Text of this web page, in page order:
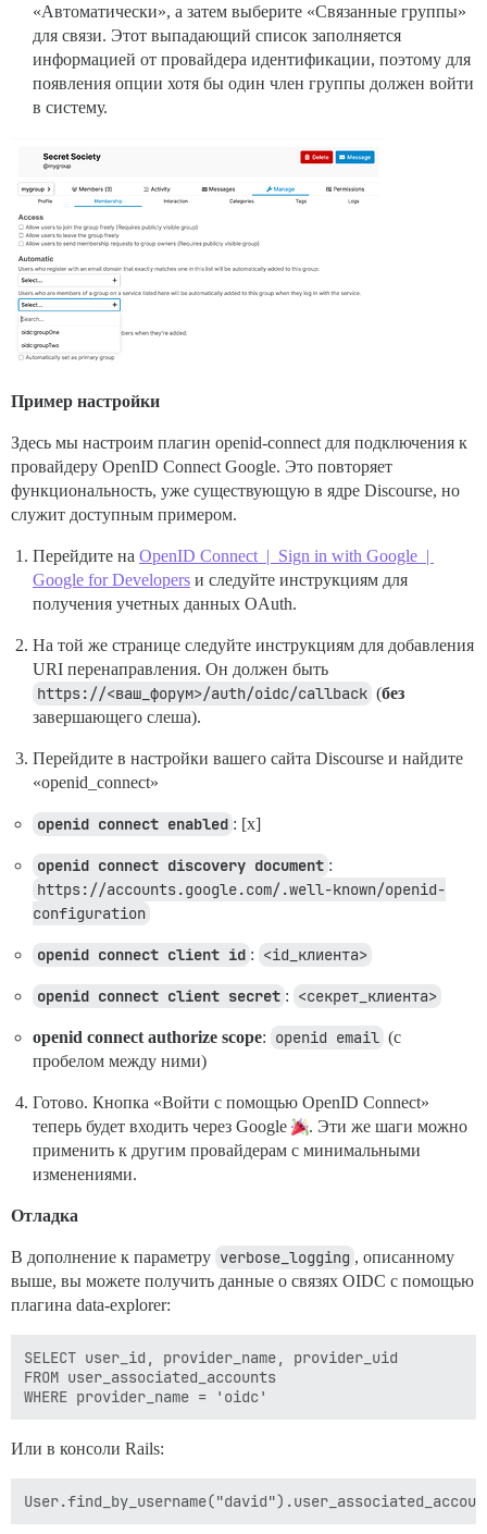
«Автоматически», а затем выберите «Связанные группы»
для связи. Этот выпадающий список заполняется
информацией от провайдера идентификации, поэтому для
появления опции хотя бы один член группы должен войти
в систему.
Пример настройки
Здесь мы настроим плагин openid-connect для подключения к
провайдеру OpenID Connect Google. Это повторяет
функциональность, уже существующую в ядре Discourse, но
служит доступным примером.
Перейдите на OpenID Connect | Sign in with Google |
Google for Developers и следуйте инструкциям для
получения учетных данных OAuth.
На той же странице следуйте инструкциям для добавления
URI перенаправления. Он должен быть
https://<ваш_форум>/auth/oidc/callback (без
завершающего слеша).
Перейдите в настройки вашего сайта Discourse и найдите
«openid_connect»
openid connect enabled : [x]
openid connect discovery document :
https://accounts.google.com/.well-known/openid-
configuration
openid connect client id : <id_клиента>
openid connect client secret : <секрет_клиента>
openid connect authorize scope: openid email (с
пробелом между ними)
Готово. Кнопка «Войти с помощью OpenID Connect»
теперь будет входить через Google
. Эти же шаги можно
применить к другим провайдерам с минимальными
изменениями.
Отладка
В дополнение к параметру verbose_logging , описанному
выше, вы можете получить данные о связях OIDC с помощью
плагина data-explorer:
SELECT user_id, provider_name, provider_uid
FROM user_associated_accounts
Или в консоли Rails: